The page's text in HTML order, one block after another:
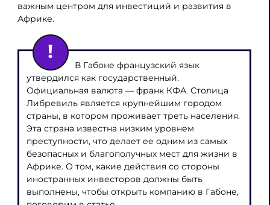
важным центром для инвестиций и развития в
Африке.
В Габоне французский язык
утвердился как государственный.
Официальная валюта — франк КФА. Столица
Либревиль является крупнейшим городом
страны, в котором проживает треть населения.
Эта страна известна низким уровнем
преступности, что делает ее одним из самых
безопасных и благополучных мест для жизни в
Африке. О том, какие действия со стороны
иностранных инвесторов должны быть
выполнены, чтобы открыть компанию в Габоне,